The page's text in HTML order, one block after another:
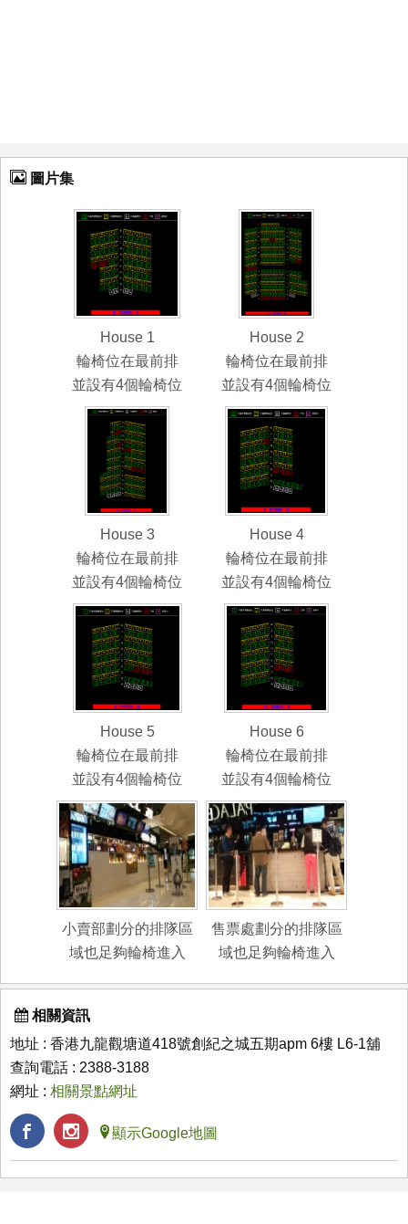
圖片集
House 1
輪椅位在最前排
並設有4個輪椅位
House 2
輪椅位在最前排
並設有4個輪椅位
House 3
輪椅位在最前排
並設有4個輪椅位
House 4
輪椅位在最前排
並設有4個輪椅位
House 5
輪椅位在最前排
並設有4個輪椅位
House 6
輪椅位在最前排
並設有4個輪椅位
小賣部劃分的排隊區
域也足夠輪椅進入
售票處劃分的排隊區
域也足夠輪椅進入
相關資訊
地址 : 香港九龍觀塘道418號創紀之城五期apm 6樓 L6-1舖
查詢電話 : 2388-3188
網址 : 相關景點網址
顯示Google地圖